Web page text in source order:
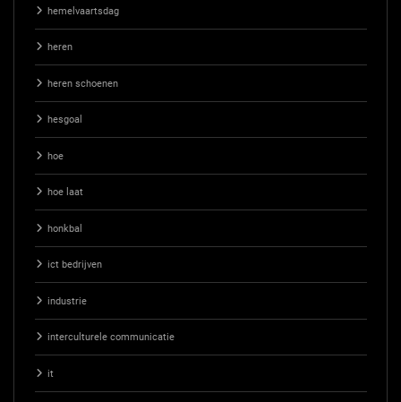
hemelvaartsdag
heren
heren schoenen
hesgoal
hoe
hoe laat
honkbal
ict bedrijven
industrie
interculturele communicatie
it